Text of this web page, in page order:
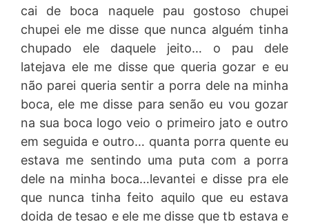
cai de boca naquele pau gostoso chupei
chupei ele me disse que nunca alguém tinha
chupado ele daquele jeito… o pau dele
latejava ele me disse que queria gozar e eu
não parei queria sentir a porra dele na minha
boca, ele me disse para senão eu vou gozar
na sua boca logo veio o primeiro jato e outro
em seguida e outro… quanta porra quente eu
estava me sentindo uma puta com a porra
dele na minha boca…levantei e disse pra ele
que nunca tinha feito aquilo que eu estava
doida de tesao e ele me disse que tb estava e